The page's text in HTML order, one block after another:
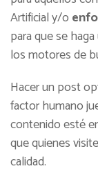
Artificial y/o
para que se
los motores de
Hacer un post
factor humano
contenido esté
que quienes
calidad.